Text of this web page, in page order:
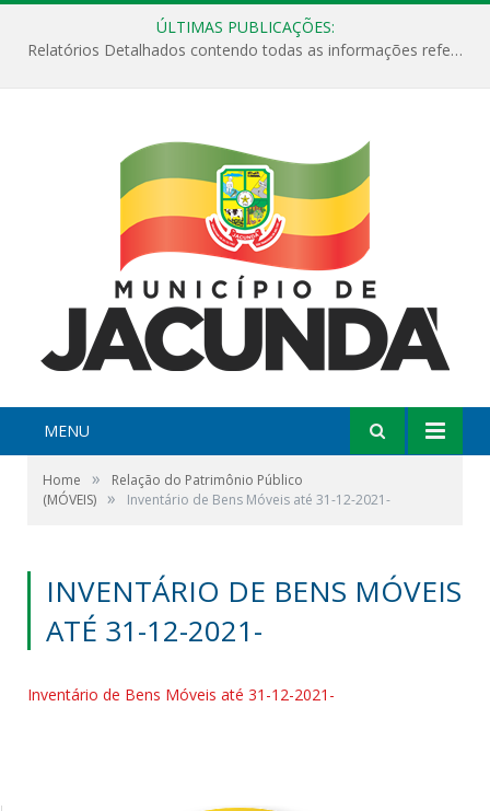
ÚLTIMAS PUBLICAÇÕES:
Relatórios Detalhados contendo todas as informações referentes a execução de recursos destinados ao fomento de projetos culturais no Município de Jacundá entre os anos de 2022 ao presente ano de 2026.
MENU
Home »
Relação do Patrimônio Público
(MÓVEIS) » Inventário de Bens Móveis até 31-12-2021-
INVENTÁRIO DE BENS MÓVEIS
ATÉ 31-12-2021-
Inventário de Bens Móveis até 31-12-2021-